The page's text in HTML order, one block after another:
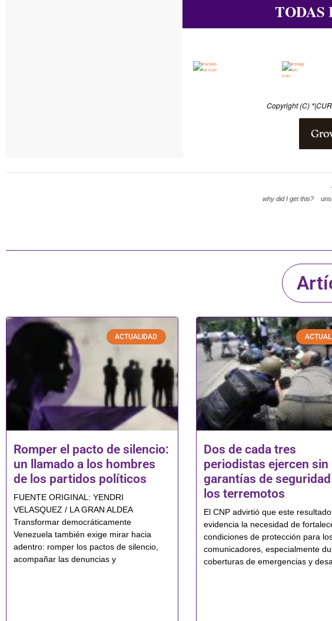
TODAS
Copyright (C)
why did I get this?
ACTUALIDAD
Romper el pacto de silencio:
un llamado a los hombres
de los partidos políticos
FUENTE ORIGINAL: YENDRI
VELASQUEZ / LA GRAN ALDEA
Transformar democráticamente
Venezuela también exige mirar hacia
adentro: romper los pactos de silencio,
acompañar las denuncias y
Dos de cada tres
periodistas ejercen sin
garantías de
los terremotos
El CNP advirtió que este resultado
evidencia la necesidad de
condiciones de protección para
comunicadores, especialmente
coberturas de emergencias y